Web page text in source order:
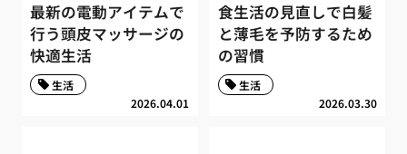
最新の電動アイテムで
行う頭皮マッサージの
快適生活
2026.04.01
生活
食生活の見直しで白髪
と薄毛を予防するため
の習慣
2026.03.30
生活